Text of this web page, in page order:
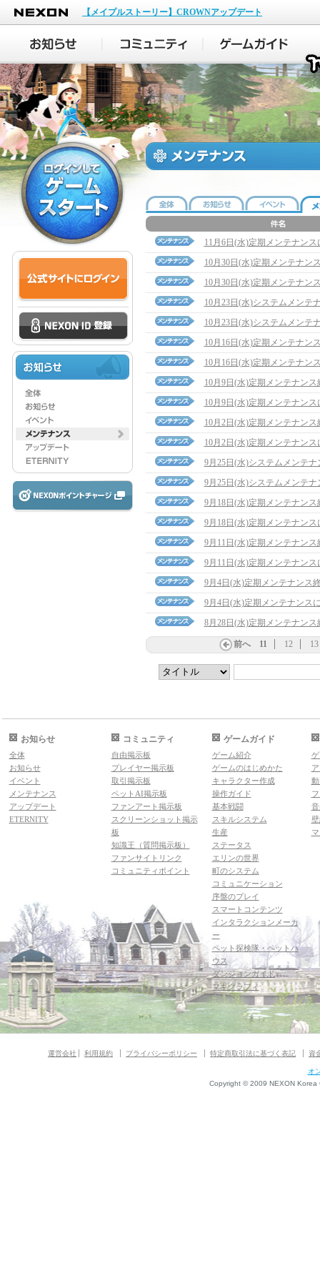
NEXON
【メイプルストーリー】CROWNアップデート
11月6日(水)定期メンテナンス
10月30日(水)定期メンテナン
10月30日(水)定期メンテナン
10月23日(水)システムメンテ
10月23日(水)システムメンテ
10月16日(水)定期メンテナン
10月16日(水)定期メンテナン
10月9日(水)定期メンテナン
10月9日(水)定期メンテナンス
10月2日(水)定期メンテナン
10月2日(水)定期メンテナンス
9月25日(水)システムメンテ
9月25日(水)システムメンテナ
9月18日(水)定期メンテナン
9月18日(水)定期メンテナンス
9月11日(水)定期メンテナン
9月11日(水)定期メンテナンス
9月4日(水)定期メンテナンス
9月4日(水)定期メンテナンス
8月28日(水)定期メンテナン
前へ 11 12 13
お知らせ
全体
お知らせ
イベント
メンテナンス
アップデート
ETERNITY
コミュニティ
自由掲示板
プレイヤー掲示板
取引掲示板
ペットAI掲示板
ファンアート掲示板
スクリーンショット掲示
板
知識王（質問掲示板）
ファンサイトリンク
コミュニティポイント
ゲームガイド
ゲーム紹介
ゲームのはじめかた
キャラクター作成
操作ガイド
基本戦闘
スキルシステム
生産
ステータス
エリンの世界
町のシステム
コミュニケーション
序盤のプレイ
スマートコンテンツ
インタラクションメーカ
ー
ペット探検隊・ペットハ
ウス
ダンジョンガイド
マギグラフィ
運営会社 利用規約 プライバシーポリシー 特定商取引法に基づく表記 資
オ
Copyright © 2009 NEXON Korea